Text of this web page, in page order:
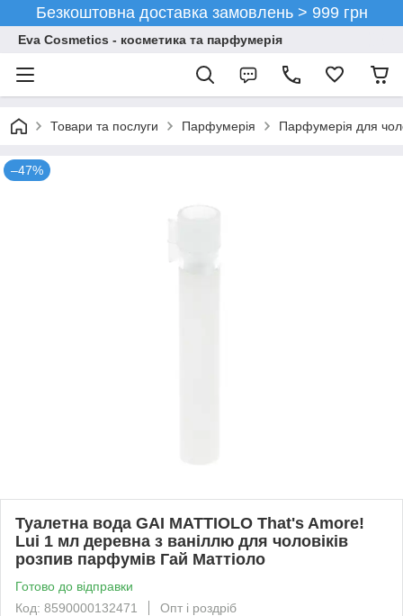
Безкоштовна доставка замовлень > 999 грн
Eva Cosmetics - косметика та парфумерія
Товари та послуги Парфумерія Парфумерія для
–47%
Туалетна вода GAI MATTIOLO That's Amore!
Lui 1 мл деревна з ваніллю для чоловіків
розпив парфумів Гай Маттіоло
Готово до відправки
Код: 8590000132471
Опт і роздріб